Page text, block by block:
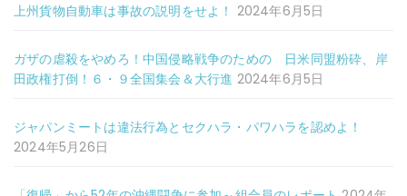
上州貨物自動車は事故の説明をせよ！ 2024年6月5日
ガザの虐殺をやめろ！中国侵略戦争のための 日米同盟粉砕、岸
田政権打倒！６・９全国集会＆大行進 2024年6月5日
ジャパンミートは違法行為とセクハラ・パワハラを認めよ！
2024年5月26日